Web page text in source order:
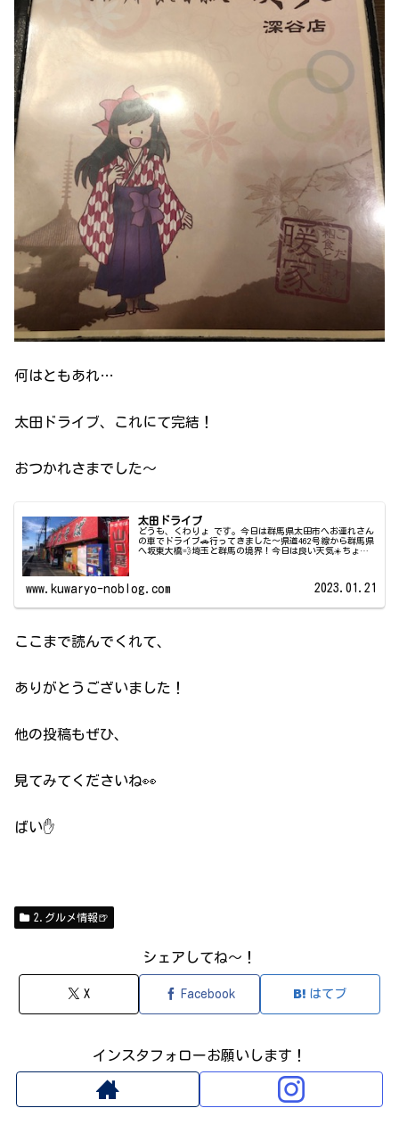
何はともあれ…
太田ドライブ、これにて完結！
おつかれさまでした〜
太田ドライブ
どうも、くわりょ です。今日は群馬県太田市へお連れさん
の車でドライブ🚗行ってきました〜県道462号線から群馬県
へ坂東大橋💨埼玉と群馬の境界！今日は良い天気☀️ちょっ
www.kuwaryo-noblog.com 2023.01.21
ここまで読んでくれて、
ありがとうございました！
他の投稿もぜひ、
見てみてくださいね👀
ばい✋
2.グルメ情報🍺
シェアしてね～！
X Facebook はてブ
インスタフォローお願いします！